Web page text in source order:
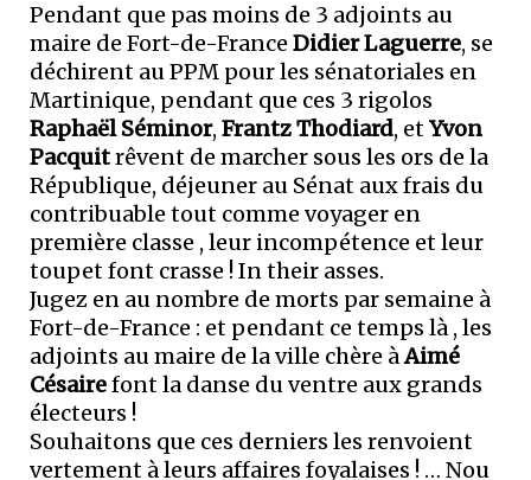
Pendant que pas moins de 3 adjoints au
maire de Fort-de-France Didier Laguerre, se
déchirent au PPM pour les sénatoriales en
Martinique, pendant que ces 3 rigolos
Raphaël Séminor, Frantz Thodiard, etYvon
Pacquitrêvent de marcher sous les ors de la
République, déjeuner au Sénat aux frais du
contribuable tout comme voyager en
première classe , leur incompétence et leur
toupet font crasse ! In their asses.
Jugez en au nombre de morts par semaine à
Fort-de-France : et pendant ce temps là , les
adjoints au maire de la ville chère àAimé
Césairefont la danse du ventre aux grands
électeurs !
Souhaitons que ces derniers les renvoient
vertement à leurs affaires foyalaises ! … Nou